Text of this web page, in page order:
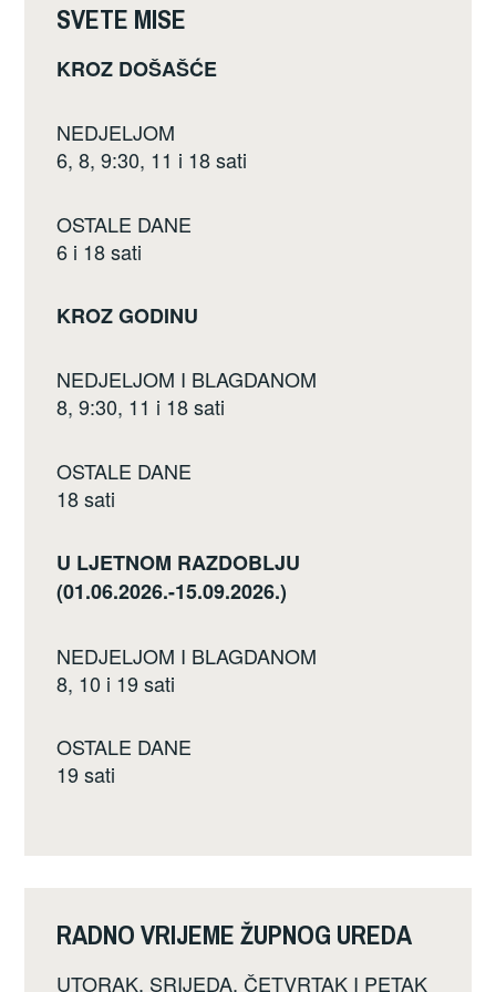
k
SVETE MISE
KROZ DOŠAŠĆE
NEDJELJOM
6, 8, 9:30, 11 i 18 sati
OSTALE DANE
6 i 18 sati
KROZ GODINU
NEDJELJOM I BLAGDANOM
8, 9:30, 11 i 18 sati
OSTALE DANE
18 sati
U LJETNOM RAZDOBLJU
(01.06.2026.-15.09.2026.)
NEDJELJOM I BLAGDANOM
8, 10 i 19 sati
OSTALE DANE
19 sati
RADNO VRIJEME ŽUPNOG UREDA
UTORAK, SRIJEDA, ČETVRTAK I PETAK